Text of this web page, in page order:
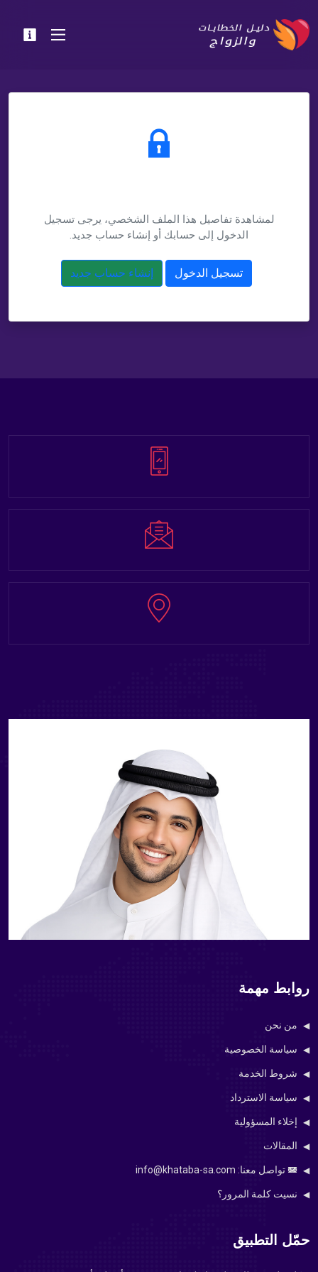
لمشاهدة تفاصيل هذا الملف الشخصي، يرجى تسجيل
الدخول إلى حسابك أو إنشاء حساب جديد.
تسجيل الدخول إنشاء حساب جديد
روابط مهمة
من نحن
سياسة الخصوصية
شروط الخدمة
سياسة الاسترداد
إخلاء المسؤولية
المقالات
تواصل معنا: info@khataba-sa.com
نسيت كلمة المرور؟
حمّل التطبيق